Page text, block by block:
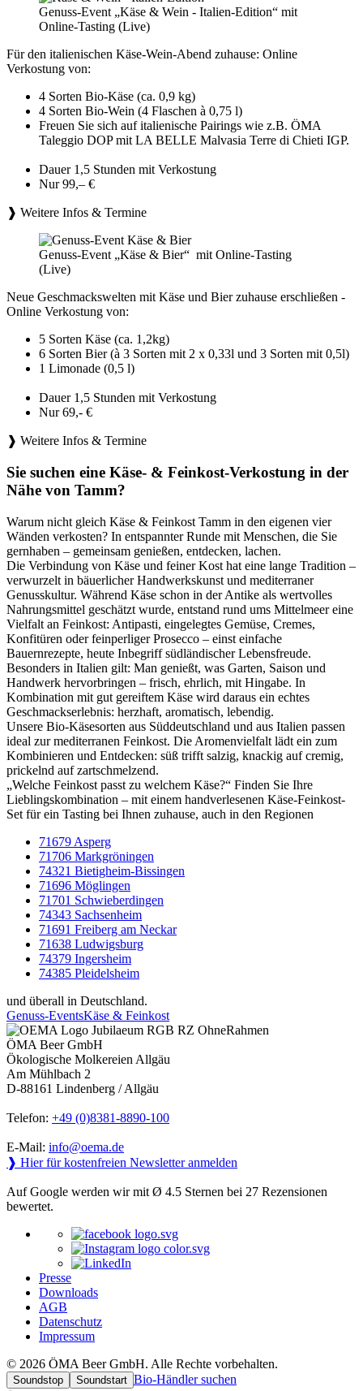
Genuss-Event „Käse & Wein - Italien-Edition“ mit
Online-Tasting (Live)
Für den italienischen Käse-Wein-Abend zuhause: Online
Verkostung von:
4 Sorten Bio-Käse (ca. 0,9 kg)
4 Sorten Bio-Wein (4 Flaschen à 0,75 l)
Freuen Sie sich auf italienische Pairings wie z.B. ÖMA
Taleggio DOP mit LA BELLE Malvasia Terre di Chieti IGP.
Dauer 1,5 Stunden mit Verkostung
Nur 99,– €
❱ Weitere Infos & Termine
Genuss-Event „Käse & Bier“ mit Online-Tasting
(Live)
Neue Geschmackswelten mit Käse und Bier zuhause erschließen -
Online Verkostung von:
5 Sorten Käse (ca. 1,2kg)
6 Sorten Bier (à 3 Sorten mit 2 x 0,33l und 3 Sorten mit 0,5l)
1 Limonade (0,5 l)
Dauer 1,5 Stunden mit Verkostung
Nur 69,- €
❱ Weitere Infos & Termine
Sie suchen eine Käse- & Feinkost-Verkostung in der
Nähe von Tamm?
Warum nicht gleich Käse & Feinkost Tamm in den eigenen vier
Wänden verkosten? In entspannter Runde mit Menschen, die Sie
gernhaben – gemeinsam genießen, entdecken, lachen.
Die Verbindung von Käse und feiner Kost hat eine lange Tradition –
verwurzelt in bäuerlicher Handwerkskunst und mediterraner
Genusskultur. Während Käse schon in der Antike als wertvolles
Nahrungsmittel geschätzt wurde, entstand rund ums Mittelmeer eine
Vielfalt an Feinkost: Antipasti, eingelegtes Gemüse, Cremes,
Konfitüren oder feinperliger Prosecco – einst einfache
Bauernrezepte, heute Inbegriff südländischer Lebensfreude.
Besonders in Italien gilt: Man genießt, was Garten, Saison und
Handwerk hervorbringen – frisch, ehrlich, mit Hingabe. In
Kombination mit gut gereiftem Käse wird daraus ein echtes
Geschmackserlebnis: herzhaft, aromatisch, lebendig.
Unsere Bio-Käsesorten aus Süddeutschland und aus Italien passen
ideal zur mediterranen Feinkost. Die Aromenvielfalt lädt ein zum
Kombinieren und Entdecken: süß trifft salzig, knackig auf cremig,
prickelnd auf zartschmelzend.
„Welche Feinkost passt zu welchem Käse?“ Finden Sie Ihre
Lieblingskombination – mit einem handverlesenen Käse-Feinkost-
Set für ein Tasting bei Ihnen zuhause, auch in den Regionen
71679 Asperg
71706 Markgröningen
74321 Bietigheim-Bissingen
71696 Möglingen
71701 Schwieberdingen
74343 Sachsenheim
71691 Freiberg am Neckar
71638 Ludwigsburg
74379 Ingersheim
74385 Pleidelsheim
und überall in Deutschland.
Genuss-EventsKäse & Feinkost
ÖMA Beer GmbH
Ökologische Molkereien Allgäu
Am Mühlbach 2
D-88161 Lindenberg / Allgäu
Telefon: +49 (0)8381-8890-100
E-Mail: info@oema.de
❱ Hier für kostenfreien Newsletter anmelden
Auf Google werden wir mit Ø 4.5 Sternen bei 27 Rezensionen
bewertet.
Presse
Downloads
AGB
Datenschutz
Impressum
© 2026 ÖMA Beer GmbH. Alle Rechte vorbehalten.
Soundstop Soundstart Bio-Händler suchen